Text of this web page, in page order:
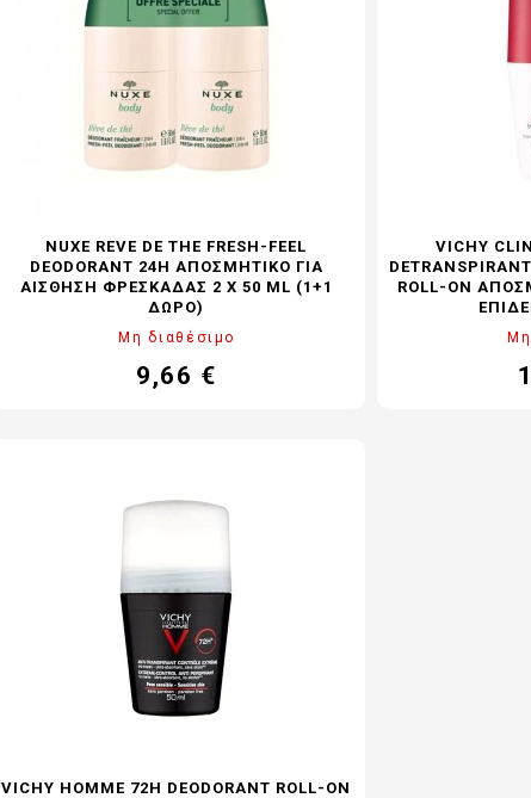
NUXE REVE DE THE FRESH-FEEL
DEODORANT 24H ΑΠΟΣΜΗΤΙΚΌ ΓΙΑ
ΑΊΣΘΗΣΗ ΦΡΕΣΚΆΔΑΣ 2 X 50 ML (1+1
ΔΏΡΟ)
Μη διαθέσιμο
Τιμή
9,66 €
VICHY
ROLL-ON
Μη
VICHY HOMME 72H DEODORANT ROLL-ON